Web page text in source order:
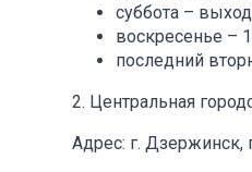
суббота –
воскресенье –
последний
2. Центральная
Адрес: г. Дзержинск,